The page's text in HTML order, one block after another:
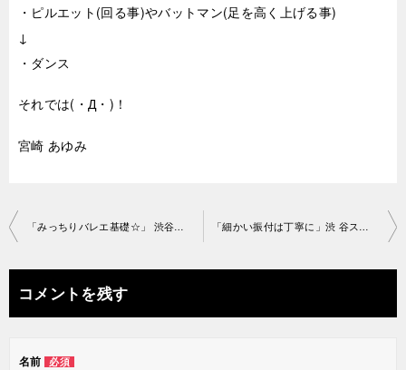
・ピルエット(回る事)やバットマン(足を高く上げる事)
↓
・ダンス
それでは(・Д・)！
宮崎 あゆみ
投
ナ
ビ
コメントを残す
名前 必須